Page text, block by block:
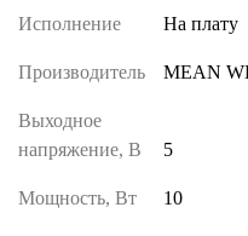
Исполнение На плату
Производитель MEAN
Выходное
напряжение, В
5
Мощность, Вт 10